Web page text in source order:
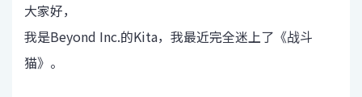
大家好，
我是Beyond Inc.的Kita，我最近完全迷上了《战斗
猫》。